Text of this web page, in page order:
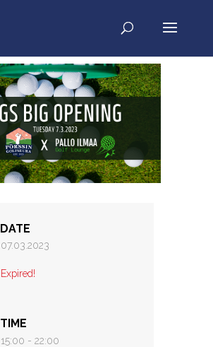
DATE
07.03.2023
Expired!
TIME
15:00 - 22:00